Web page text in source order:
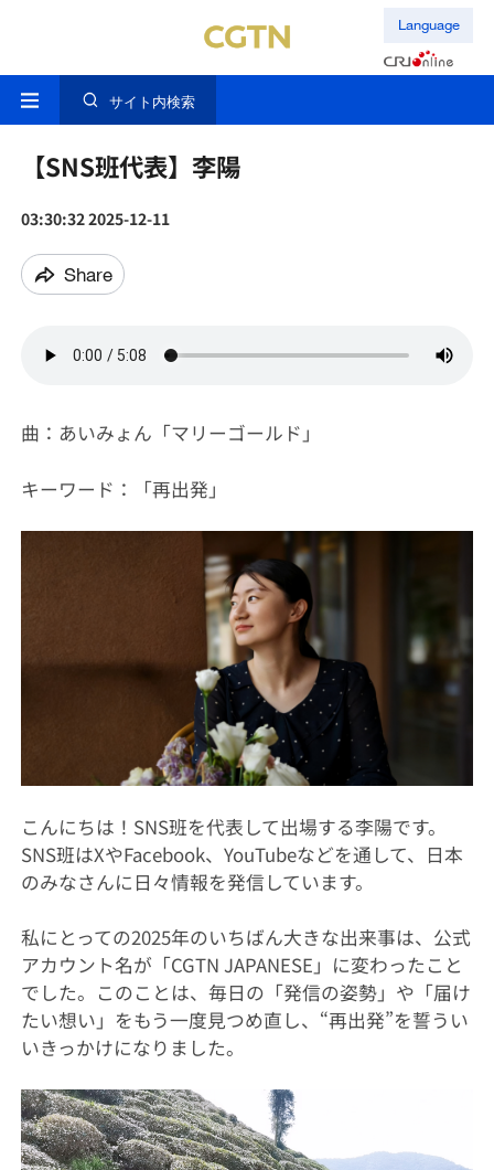
Language
サイト内検索
【SNS班代表】李陽
03:30:32 2025-12-11
Share
曲：あいみょん「マリーゴールド」
キーワード：「再出発」
こんにちは！SNS班を代表して出場する李陽です。
SNS班はXやFacebook、YouTubeなどを通して、日本
のみなさんに日々情報を発信しています。
私にとっての2025年のいちばん大きな出来事は、公式
アカウント名が「CGTN JAPANESE」に変わったこと
でした。このことは、毎日の「発信の姿勢」や「届け
たい想い」をもう一度見つめ直し、“再出発”を誓うい
いきっかけになりました。